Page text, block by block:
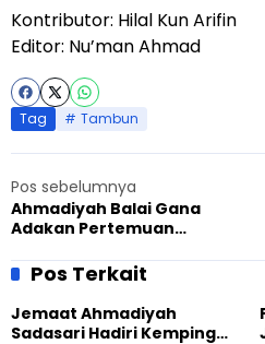
Kontributor: Hilal Kun Arifin
Editor: Nu’man Ahmad
Tag Tambun
Pos sebelumnya
Ahmadiyah Balai Gana
Adakan Pertemuan
Anshar
Pos Terkait
Jemaat Ahmadiyah
Sadasari Hadiri Kemping